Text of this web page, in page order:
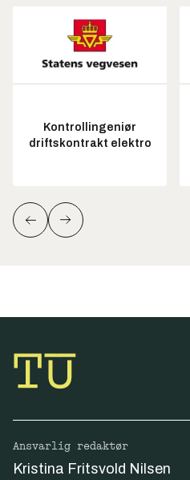
Kontrollingeniør
driftskontrakt elektro
Ansvarlig redaktør
Kristina Fritsvold Nilsen